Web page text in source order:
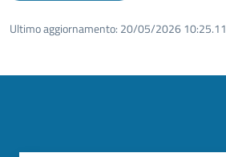
Ultimo aggiornamento: 20/05/2026 10:25.11